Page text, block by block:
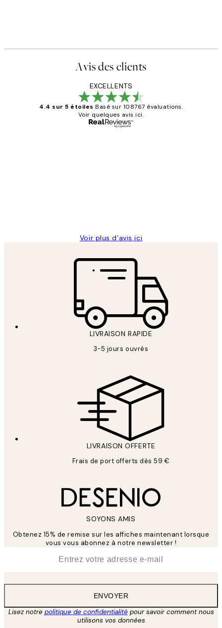
Avis des clients
EXCELLENTS
4.4 sur 5 étoiles Basé sur 108767 évaluations.
Voir quelques avis ici.
Voir plus d’avis ici
LIVRAISON RAPIDE
3-5 jours ouvrés
LIVRAISON OFFERTE
Frais de port offerts dès 59 €
SOYONS AMIS
Obtenez 15% de remise sur les affiches maintenant lorsque
vous vous abonnez à notre newsletter !
ENVOYER
Lisez notre politique de confidentialitépour savoir comment nous
utilisons vos données